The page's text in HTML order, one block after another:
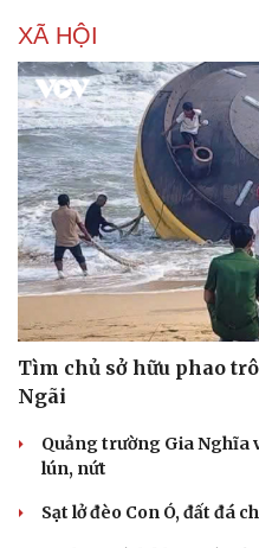
XÃ HỘI
Tìm chủ sở hữu phao
Ngãi
Quảng trường Gia Nghĩa
lún, nứt
Sạt lở đèo Con Ó, đất đá